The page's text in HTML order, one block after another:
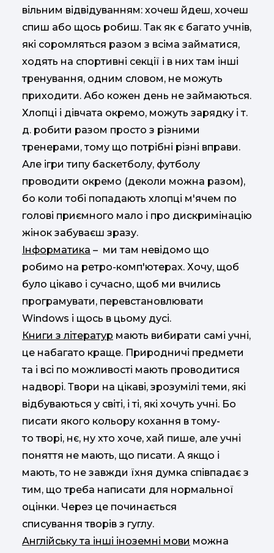
вільним відвідуванням: хочеш йдеш, хочеш
спиш або щось робиш. Так як є багато учнів,
які соромляться разом з всіма займатися,
ходять на спортивні секції і в них там інші
тренування, одним словом, не можуть
приходити. Або кожен день не займаються.
Хлопці і дівчата окремо, можуть зарядку і т.
д. робити разом просто з різними
тренерами, тому що потрібні різні вправи.
Але ігри типу баскетболу, футболу
проводити окремо (деколи можна разом),
бо коли тобі попадають хлопці м'ячем по
голові приємного мало і про дискримінацію
жінок забуваєш зразу.
Інформатика – ми там невідомо що
робимо на ретро-комп'ютерах. Хочу, щоб
було цікаво і сучасно, щоб ми вчились
програмувати, перевстановлювати
Windows і щось в цьому дусі.
Книги з літератур мають вибирати самі учні,
це набагато краще. Природничі предмети
та і всі по можливості мають проводитися
надворі. Твори на цікаві, зрозумілі теми, які
відбуваються у світі, і ті, які хочуть учні. Бо
писати якого кольору кохання в тому-
то творі, нє, ну хто хоче, хай пише, але учні
поняття не мають, що писати. А якщо і
мають, то не завжди їхня думка співпадає з
тим, що треба написати для нормальної
оцінки. Через це починається
списування творів з гуглу.
Англійську та інші іноземні мови можна